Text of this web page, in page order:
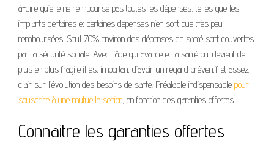
à-dire qu’elle ne rembourse pas toutes les dépenses, telles que les
implants dentaires et certaines dépenses n’en sont que très peu
remboursées. Seul 70% environ des dépenses de santé sont couvertes
par la sécurité sociale. Avec l’âge qui avance et la santé qui devient de
plus en plus fragile il est important d’avoir un regard préventif et assez
clair sur l’évolution des besoins de santé. Préalable indispensable pour
souscrire à une mutuelle senior, en fonction des garanties offertes.
Connaitre les garanties offertes